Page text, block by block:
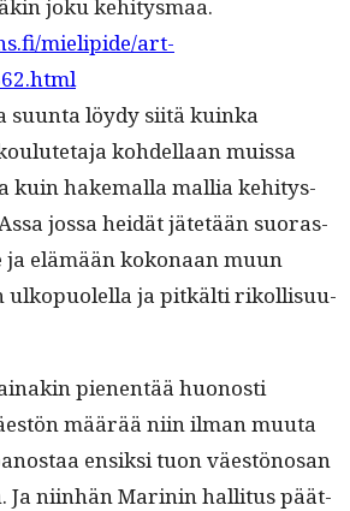
joku kehitysmaa.
mielipide/art-
suun­ta löy­dy siitä kuin­ka
kohdel­laan muis­sa
kuin hake­mal­la mallia kehi­tys­
jos­sa hei­dät jätetään suo­ras­
elämään kokon­aan muun
ulkop­uolel­la ja pitkälti rikol­lisu­u­
pienen­tää huonos­ti
määrää niin ilman muu­ta
ensik­si tuon väestönosan
Ja niin­hän Marinin hal­li­tus päät­